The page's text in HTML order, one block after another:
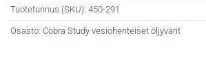
Tuotetunnus (SKU): 450-291
Osasto: Cobra Study vesiohenteiset öljyvärit